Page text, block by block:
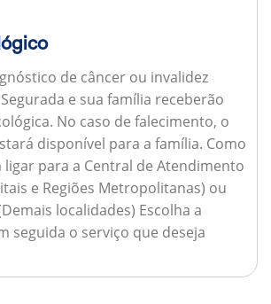
de câncer ou invalidez
e sua família receberão
No caso de falecimento, o
disponível para a família. Como
ligar para a Central de Atendimento
e Regiões Metropolitanas) ou
localidades) Escolha a
seguida o serviço que deseja